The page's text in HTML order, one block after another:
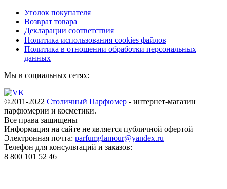
Уголок покупателя
Возврат товара
Декларации соответствия
Политика использования cookies файлов
Политика в отношении обработки персональных
данных
Мы в социальных сетях:
©2011-2022 Столичный Парфюмер - интернет-магазин
парфюмерии и косметики.
Все права защищены
Информация на сайте не является публичной офертой
Электронная почта: parfumglamour@yandex.ru
Телефон для консультаций и заказов:
8 800 101 52 46